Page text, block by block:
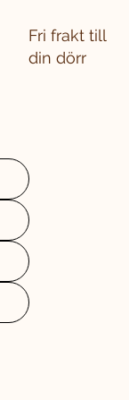
Fri frakt till
din dörr